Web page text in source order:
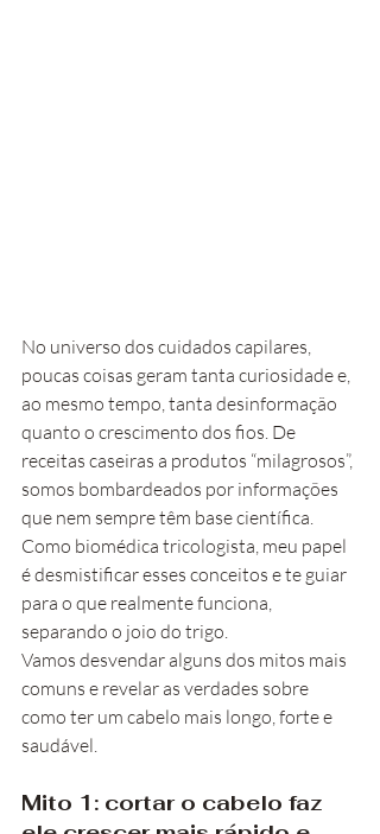
No universo dos cuidados capilares,
poucas coisas geram tanta curiosidade e,
ao mesmo tempo, tanta desinformação
quanto o crescimento dos fios. De
receitas caseiras a produtos “milagrosos”,
somos bombardeados por informações
que nem sempre têm base científica.
Como biomédica tricologista, meu papel
é desmistificar esses conceitos e te guiar
para o que realmente funciona,
separando o joio do trigo.
Vamos desvendar alguns dos mitos mais
comuns e revelar as verdades sobre
como ter um cabelo mais longo, forte e
saudável.
Mito 1: cortar o cabelo faz